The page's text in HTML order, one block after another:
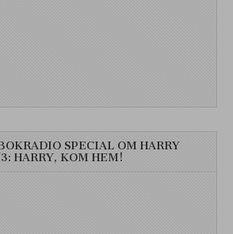
SPECIAL OM HARRY
HARRY, KOM HEM!